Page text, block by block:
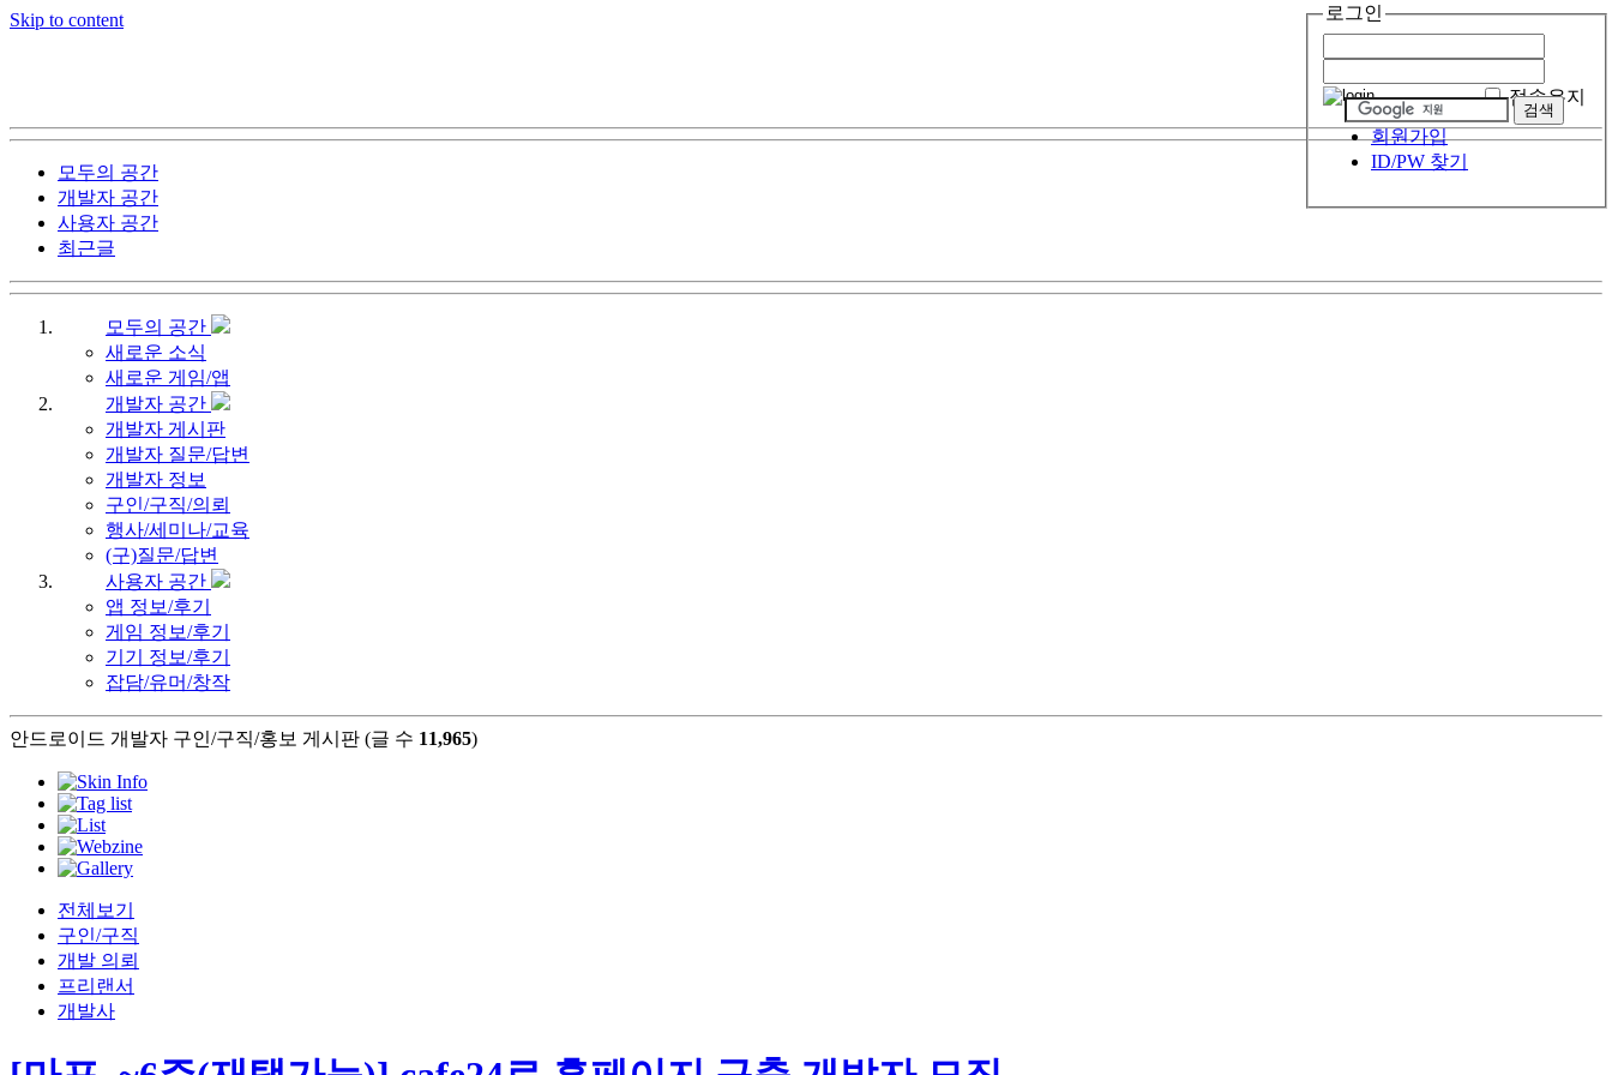
Skip to content
모두의 공간
개발자 공간
사용자 공간
최근글
로그인
접속유지
회원가입
ID/PW 찾기
모두의 공간
새로운 소식
새로운 게임/앱
개발자 공간
개발자 게시판
개발자 질문/답변
개발자 정보
구인/구직/의뢰
행사/세미나/교육
(구)질문/답변
사용자 공간
앱 정보/후기
게임 정보/후기
기기 정보/후기
잡담/유머/창작
안드로이드 개발자 구인/구직/홍보 게시판 (글 수 11,965)
전체보기
구인/구직
개발 의뢰
프리랜서
개발사